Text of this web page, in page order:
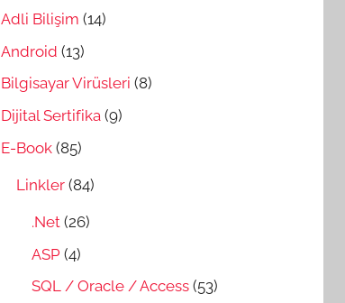
Adli Bilişim (14)
Android (13)
Bilgisayar Virüsleri (8)
Dijital Sertifika (9)
E-Book (85)
Linkler (84)
.Net (26)
ASP (4)
SQL / Oracle / Access (53)